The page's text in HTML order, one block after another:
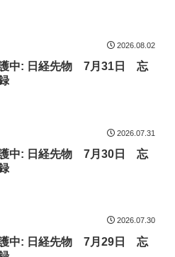
2026.08.02
中: 日経先物 7月31日 忘
2026.07.31
中: 日経先物 7月30日 忘
2026.07.30
中: 日経先物 7月29日 忘